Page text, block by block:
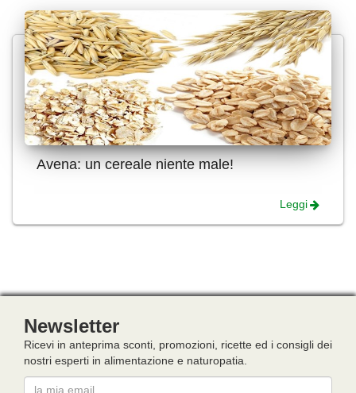
Avena: un cereale niente male!
Leggi
Newsletter
Ricevi in anteprima sconti, promozioni, ricette ed i consigli dei
nostri esperti in alimentazione e naturopatia.
Email